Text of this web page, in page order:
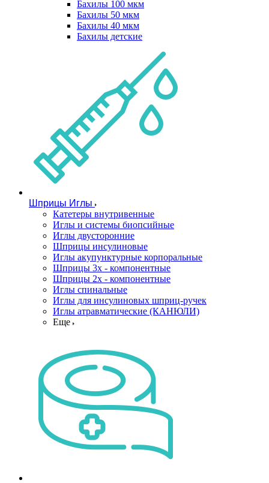
Бахилы 100 мкм
Бахилы 50 мкм
Бахилы 40 мкм
Бахилы детские
Шприцы Иглы
Катетеры внутривенные
Иглы и системы биопсийные
Иглы двусторонние
Шприцы инсулиновые
Иглы акупунктурные корпоральные
Шприцы 3х - компонентные
Шприцы 2х - компонентные
Иглы спинальные
Иглы для инсулиновых шприц-ручек
Иглы атравматические (КАНЮЛИ)
Еще